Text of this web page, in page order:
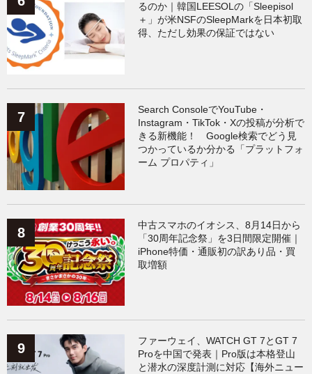
るのか｜韓国LEESOLの「Sleepisol
＋」が米NSFのSleepMarkを日本初取
得、ただし効果の保証ではない
Search ConsoleでYouTube・
Instagram・TikTok・Xの投稿が分析で
きる新機能！ Google検索でどう見
つかっているか分かる「プラットフォ
ーム プロパティ」
中古スマホのイオシス、8月14日から
「30周年記念祭」を3日間限定開催｜
iPhone特価・通販初の訳あり品・買
取増額
ファーウェイ、WATCH GT 7とGT 7
Proを中国で発表｜Pro版は本格登山
と潜水の深度計測に対応【海外ニュー